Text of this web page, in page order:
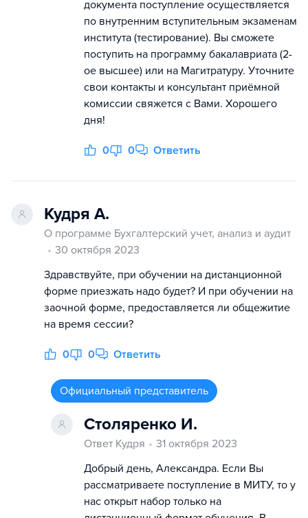
документа поступление осуществляется
по внутренним вступительным экзаменам
института (тестирование). Вы сможете
поступить на программу бакалавриата (2-
ое высшее) или на Магитратуру. Уточните
свои контакты и консультант приёмной
комиссии свяжется с Вами. Хорошего
дня!
0 0 Ответить
Кудря А.
О программе Бухгалтерский учет, анализ и аудит
30 октября 2023
Здравствуйте, при обучении на дистанционной
форме приезжать надо будет? И при обучении на
заочной форме, предоставляется ли общежитие
на время сессии?
0 0 Ответить
Официальный представитель
Столяренко И.
Ответ Кудря
31 октября 2023
Добрый день, Александра. Если Вы
рассматриваете поступление в МИТУ, то у
нас открыт набор только на